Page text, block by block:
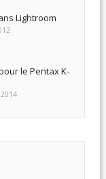
Lightroom
le Pentax K-
2014